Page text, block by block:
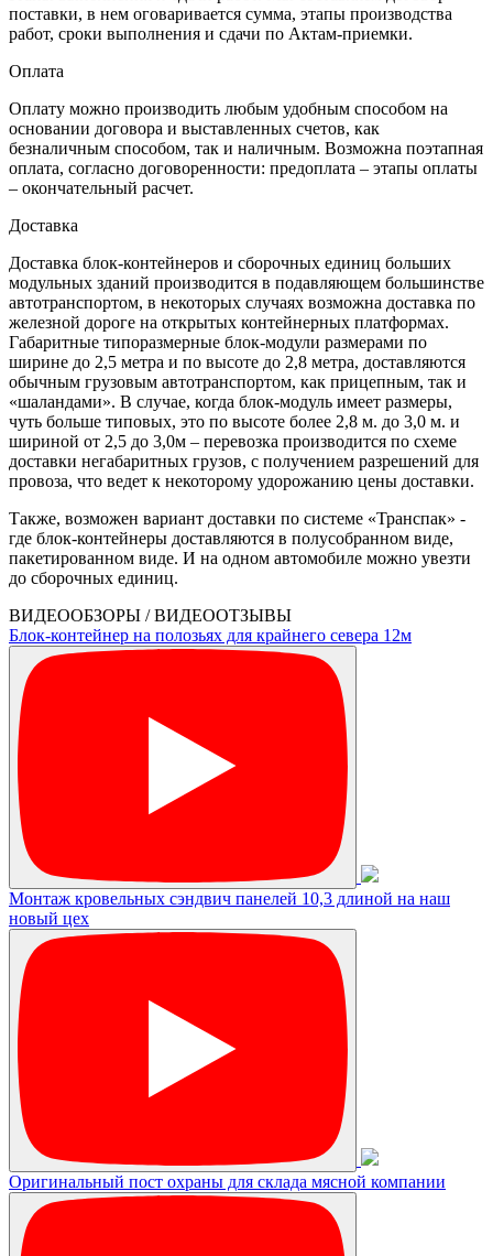
поставки, в нем оговаривается сумма, этапы производства
работ, сроки выполнения и сдачи по Актам-приемки.
Оплата
Оплату можно производить любым удобным способом на
основании договора и выставленных счетов, как
безналичным способом, так и наличным. Возможна поэтапная
оплата, согласно договоренности: предоплата – этапы оплаты
– окончательный расчет.
Доставка
Доставка блок-контейнеров и сборочных единиц больших
модульных зданий производится в подавляющем большинстве
автотранспортом, в некоторых случаях возможна доставка по
железной дороге на открытых контейнерных платформах.
Габаритные типоразмерные блок-модули размерами по
ширине до 2,5 метра и по высоте до 2,8 метра, доставляются
обычным грузовым автотранспортом, как прицепным, так и
«шаландами». В случае, когда блок-модуль имеет размеры,
чуть больше типовых, это по высоте более 2,8 м. до 3,0 м. и
шириной от 2,5 до 3,0м – перевозка производится по схеме
доставки негабаритных грузов, с получением разрешений для
провоза, что ведет к некоторому удорожанию цены доставки.
Также, возможен вариант доставки по системе «Транспак» -
где блок-контейнеры доставляются в полусобранном виде,
пакетированном виде. И на одном автомобиле можно увезти
до сборочных единиц.
ВИДЕООБЗОРЫ / ВИДЕООТЗЫВЫ
Блок-контейнер на полозьях для крайнего севера 12м
Монтаж кровельных сэндвич панелей 10,3 длиной на наш
новый цех
Оригинальный пост охраны для склада мясной компании